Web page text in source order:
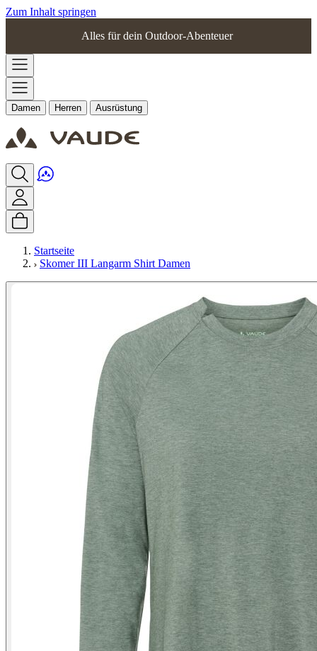
Zum Inhalt springen
Alles für dein Outdoor-Abenteuer
Damen Herren Ausrüstung
Startseite
Skomer III Langarm Shirt Damen